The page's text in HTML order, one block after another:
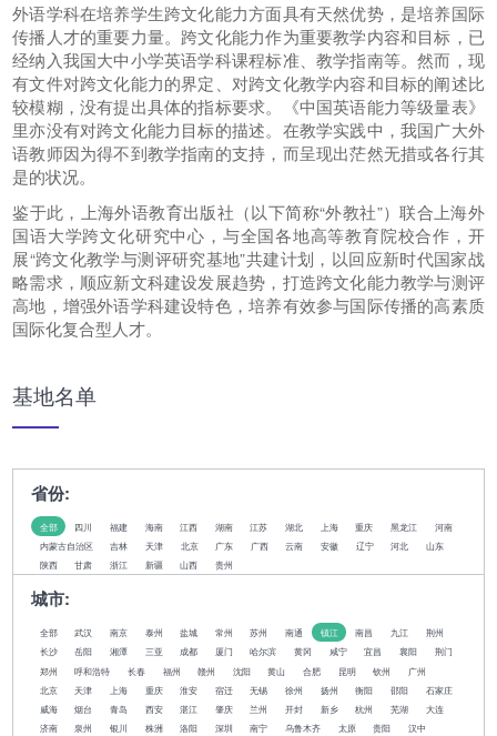
外语学科在培养学生跨文化能力方面具有天然优势，是培养国际
传播人才的重要力量。跨文化能力作为重要教学内容和目标，已
经纳入我国大中小学英语学科课程标准、教学指南等。然而，现
有文件对跨文化能力的界定、对跨文化教学内容和目标的阐述比
较模糊，没有提出具体的指标要求。《中国英语能力等级量表》
里亦没有对跨文化能力目标的描述。在教学实践中，我国广大外
语教师因为得不到教学指南的支持，而呈现出茫然无措或各行其
是的状况。
鉴于此，上海外语教育出版社（以下简称“外教社”）联合上海外
国语大学跨文化研究中心，与全国各地高等教育院校合作，开
展“跨文化教学与测评研究基地”共建计划，以回应新时代国家战
略需求，顺应新文科建设发展趋势，打造跨文化能力教学与测评
高地，增强外语学科建设特色，培养有效参与国际传播的高素质
国际化复合型人才。
基地名单
省份:
全部 四川 福建 海南 江西 湖南 江苏 湖北 上海 重庆 黑龙江
河南
内蒙古自治区
吉林 天津 北京 广东 广西 云南 安徽 辽宁 河北
山东
陕西
甘肃 浙江 新疆 山西 贵州
城市:
全部 武汉 南京 泰州 盐城 常州 苏州 南通 镇江 南昌 九江
荆州
长沙
岳阳 湘潭 三亚 成都 厦门 哈尔滨 黄冈 咸宁 宜昌 襄阳
荆门
郑州
呼和浩特 长春 福州 赣州 沈阳 黄山 合肥 昆明 钦州
广州
北京
天津 上海 重庆 淮安 宿迁 无锡 徐州 扬州 衡阳 邵阳
石家庄
威海
烟台 青岛 西安 湛江 肇庆 兰州 开封 新乡 杭州 芜湖
大连
济南
泉州 银川 株洲 洛阳 深圳 南宁 乌鲁木齐 太原 贵阳 汉中